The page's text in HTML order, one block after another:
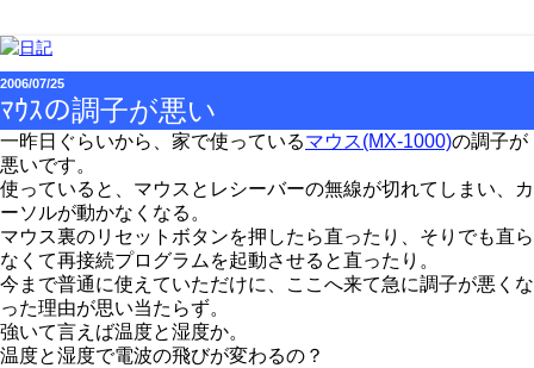
2006/07/25
ﾏｳｽの調子が悪い
一昨日ぐらいから、家で使っているマウス(MX-1000)の調子が
悪いです。
使っていると、マウスとレシーバーの無線が切れてしまい、カ
ーソルが動かなくなる。
マウス裏のリセットボタンを押したら直ったり、そりでも直ら
なくて再接続プログラムを起動させると直ったり。
今まで普通に使えていただけに、ここへ来て急に調子が悪くな
った理由が思い当たらず。
強いて言えば温度と湿度か。
温度と湿度で電波の飛びが変わるの？